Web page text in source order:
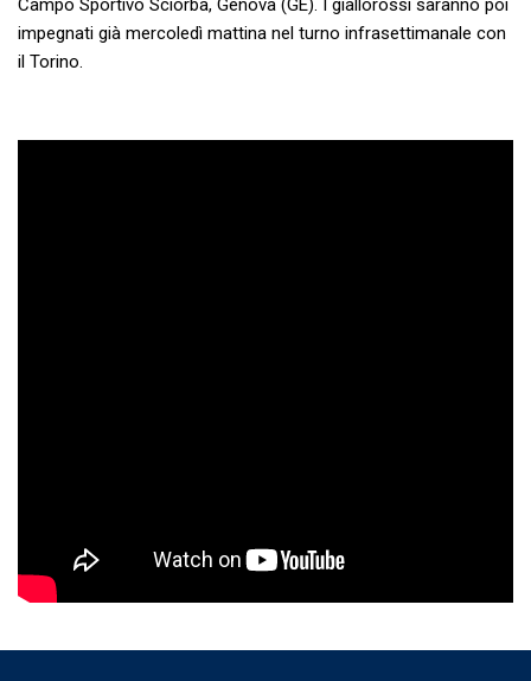
Campo Sportivo Sciorba, Genova (GE). I giallorossi saranno poi
impegnati già mercoledì mattina nel turno infrasettimanale con
il Torino.